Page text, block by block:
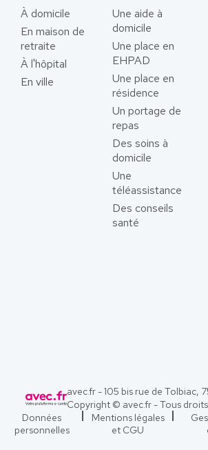
À domicile
En maison de
retraite
À l'hôpital
En ville
Une aide à
domicile
Une place en
EHPAD
Une place en
résidence
Un portage de
repas
Des soins à
domicile
Une
téléassistance
Des conseils
santé
avec.fr - 105 bis rue de Tolbiac,
Copyright © avec.fr - Tous droits
Données
personnelles
Mentions légales
et CGU